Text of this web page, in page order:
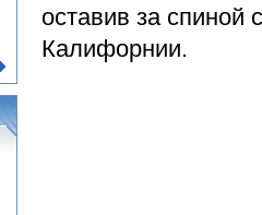
оставив за спиной
Калифорнии.